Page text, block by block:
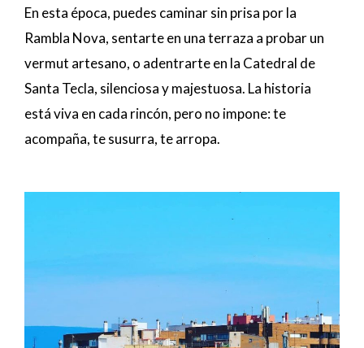
En esta época, puedes caminar sin prisa por la
Rambla Nova, sentarte en una terraza a probar un
vermut artesano, o adentrarte en la Catedral de
Santa Tecla, silenciosa y majestuosa. La historia
está viva en cada rincón, pero no impone: te
acompaña, te susurra, te arropa.